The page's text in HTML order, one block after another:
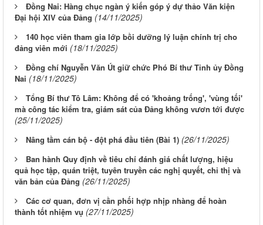
Đồng Nai: Hàng chục ngàn ý kiến góp ý dự thảo Văn kiện
Đại hội XIV của Đảng (14/11/2025)
140 học viên tham gia lớp bồi dưỡng lý luận chính trị cho
đảng viên mới (18/11/2025)
Đồng chí Nguyễn Văn Út giữ chức Phó Bí thư Tỉnh ủy Đồng
Nai (18/11/2025)
Tổng Bí thư Tô Lâm: Không để có 'khoảng trống', 'vùng tối'
mà công tác kiểm tra, giám sát của Đảng không vươn tới được
(25/11/2025)
Nâng tầm cán bộ - đột phá đầu tiên (Bài 1) (26/11/2025)
Ban hành Quy định về tiêu chí đánh giá chất lượng, hiệu
quả học tập, quán triệt, tuyên truyền các nghị quyết, chỉ thị và
văn bản của Đảng (26/11/2025)
Các cơ quan, đơn vị cần phối hợp nhịp nhàng để hoàn
thành tốt nhiệm vụ (27/11/2025)